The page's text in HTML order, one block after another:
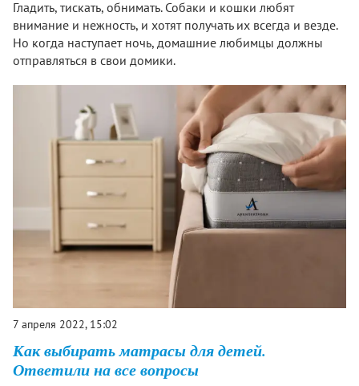
Гладить, тискать, обнимать. Собаки и кошки любят
внимание и нежность, и хотят получать их всегда и везде.
Но когда наступает ночь, домашние любимцы должны
отправляться в свои домики.
7 апреля 2022, 15:02
Как выбирать матрасы для детей.
Ответили на все вопросы